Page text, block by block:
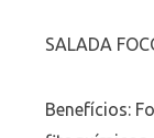
SALADA
Benefícios: